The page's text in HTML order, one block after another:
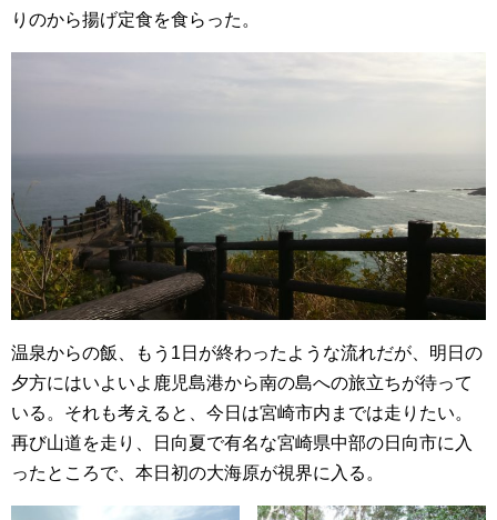
りのから揚げ定食を食らった。
温泉からの飯、もう1日が終わったような流れだが、明日の
夕方にはいよいよ鹿児島港から南の島への旅立ちが待って
いる。それも考えると、今日は宮崎市内までは走りたい。
再び山道を走り、日向夏で有名な宮崎県中部の日向市に入
ったところで、本日初の大海原が視界に入る。